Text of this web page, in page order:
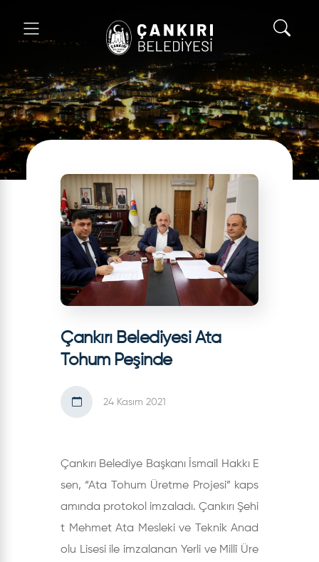
Çankırı Belediyesi Ata
Tohum Peşinde
24 Kasım 2021
Çankırı Belediye Başkanı İsmail Hakkı E
sen, “Ata Tohum Üretme Projesi” kaps
amında protokol imzaladı. Çankırı Şehi
t Mehmet Ata Mesleki ve Teknik Anad
olu Lisesi ile imzalanan Yerli ve Millî Üre